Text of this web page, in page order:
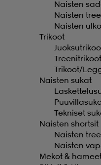
Naisten
Naisten
Naisten
Trikoot
Treenitrikoot
Trikoot/
Naisten sukat
Tekniset
Naisten shortsit
Naisten
Naisten
Mekot &